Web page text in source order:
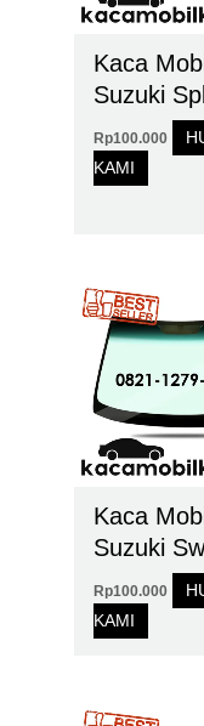
Kaca
Suzuki
Rp100.000
KAMI
Kaca
Suzuki
Rp100.000
KAMI